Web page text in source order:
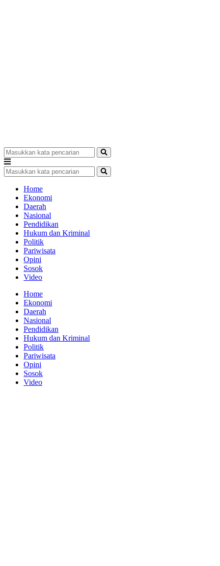
Home
Ekonomi
Daerah
Nasional
Pendidikan
Hukum dan Kriminal
Politik
Pariwisata
Opini
Sosok
Video
Home
Ekonomi
Daerah
Nasional
Pendidikan
Hukum dan Kriminal
Politik
Pariwisata
Opini
Sosok
Video